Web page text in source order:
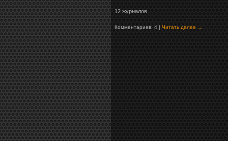
12 журналов
Комментариев: 4 | Читать далее →